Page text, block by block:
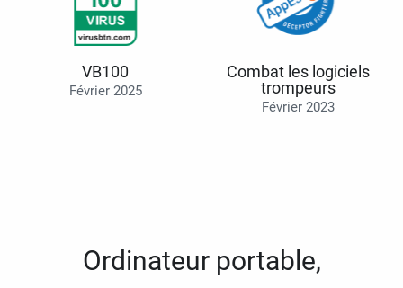
VB100
Février 2025
Combat les logiciels
trompeurs
Février 2023
Ordinateur portable,